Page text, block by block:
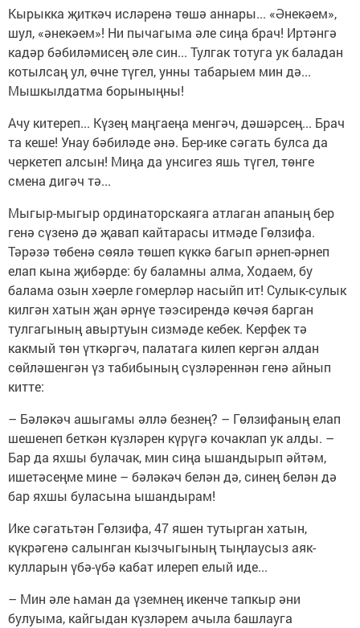
Кырыкка җиткәч исләренә төшә аннары... «Әнекәем»,
шул, «әнекәем»! Ни пычагыма әле сиңа брач! Иртәнгә
кадәр бәбиләмисең әле син... Тулгак тотуга ук баладан
котылсаң ул, өчне түгел, унны табарыем мин дә...
Мышкылдатма борыныңны!
Ачу китереп... Күзең маңгаеңа менгәч, дәшәрсең... Брач
та кеше! Унау бәбиләде әнә. Бер-ике сәгать булса да
черкетеп алсын! Миңа да унсигез яшь түгел, төнге
смена дигәч тә...
Мыгыр-мыгыр ординаторскаяга атлаган апаның бер
генә сүзенә дә җавап кайтарасы итмәде Гөлзифа.
Тәрәзә төбенә сөялә төшеп күккә багып әрнеп-әрнеп
елап кына җибәрде: бу баламны алма, Ходаем, бу
балама озын хәерле гомерләр насыйп ит! Сулык-сулык
килгән хатын җан әрнүе тәэсирендә көчәя барган
тулгагының авыртуын сизмәде кебек. Керфек тә
какмый төн үткәргәч, палатага килеп кергән алдан
сөйләшенгән үз табибының сүзләреннән генә айнып
китте:
– Бәләкәч ашыгамы әллә безнең? – Гөлзифаның елап
шешенеп беткән күзләрен күрүгә кочаклап ук алды. –
Бар да яхшы булачак, мин сиңа ышандырып әйтәм,
ишетәсеңме мине – бәләкәч белән дә, синең белән дә
бар яхшы буласына ышандырам!
Ике сәгатьтән Гөлзифа, 47 яшен тутырган хатын,
күкрәгенә салынган кызчыгының тыңлаусыз аяк-
кулларын үбә-үбә кабат илереп елый иде...
– Мин әле һаман да үземнең икенче тапкыр әни
булуыма, кайгыдан күзләрем ачыла башлауга